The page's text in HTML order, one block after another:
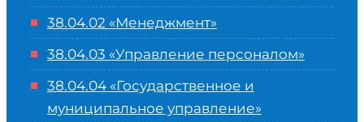
38.04.02 «Менеджмент»
38.04.03 «Управление персоналом»
38.04.04 «Государственное и
муниципальное управление»